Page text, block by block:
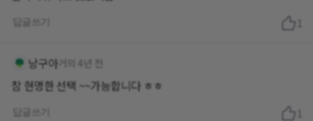
답글쓰기 1
낭구아 거의 4년 전
참 현명한 선택 ~~가능합니다 ㅎㅎ
답글쓰기 1